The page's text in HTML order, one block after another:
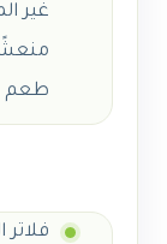
غير
طعم